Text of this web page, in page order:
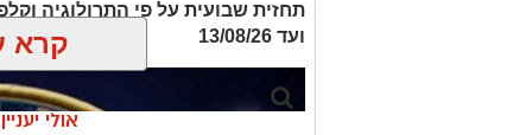
ועד 13/08/26
קרא
אולי